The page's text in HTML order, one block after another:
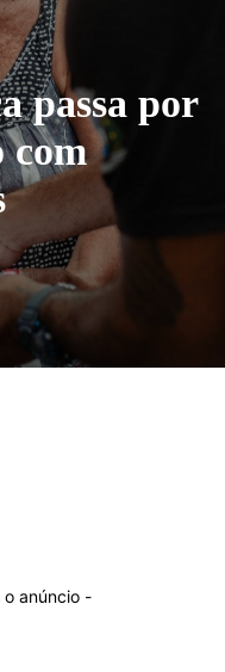
passa por
com
o anúncio -